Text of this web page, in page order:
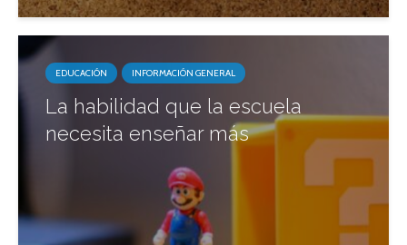
EDUCACIÓN INFORMACIÓN GENERAL
La habilidad que la escuela
necesita enseñar más